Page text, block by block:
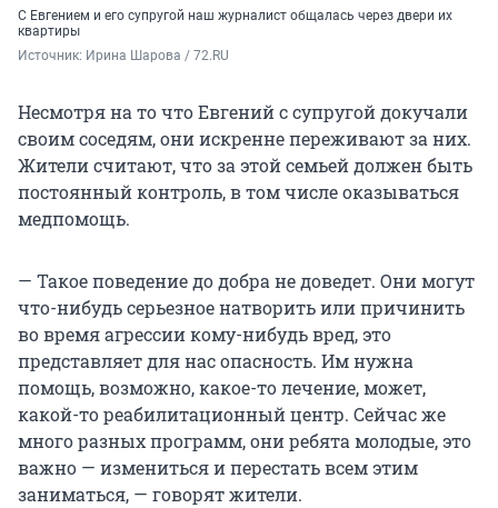
С Евгением и его супругой наш журналист общалась через двери их
квартиры
Источник: Ирина Шарова / 72.RU
Несмотря на то что Евгений с супругой докучали
своим соседям, они искренне переживают за них.
Жители считают, что за этой семьей должен быть
постоянный контроль, в том числе оказываться
медпомощь.
— Такое поведение до добра не доведет. Они могут
что-нибудь серьезное натворить или причинить
во время агрессии кому-нибудь вред, это
представляет для нас опасность. Им нужна
помощь, возможно, какое-то лечение, может,
какой-то реабилитационный центр. Сейчас же
много разных программ, они ребята молодые, это
важно — измениться и перестать всем этим
заниматься, — говорят жители.